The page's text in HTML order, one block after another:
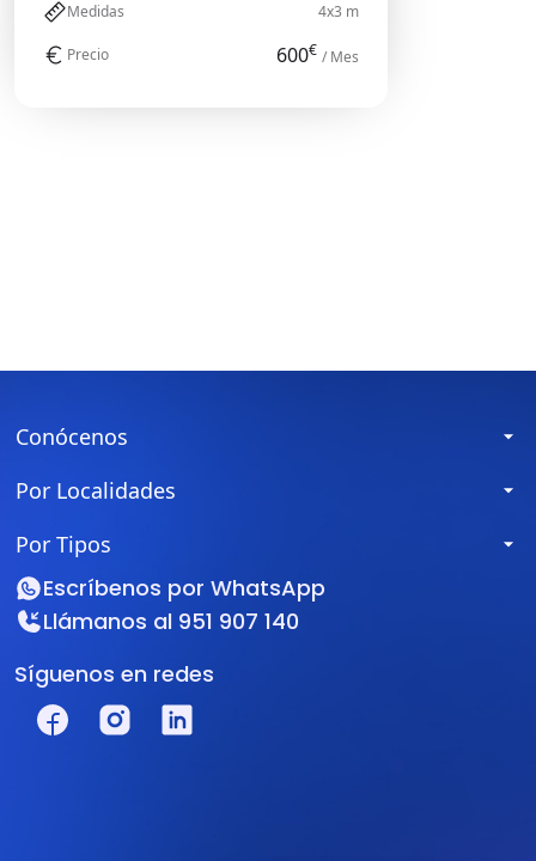
Medidas 4x3 m
Precio 600€ / Mes
Conócenos
Por Localidades
Por Tipos
Escríbenos por WhatsApp
Llámanos al 951 907 140
Síguenos en redes